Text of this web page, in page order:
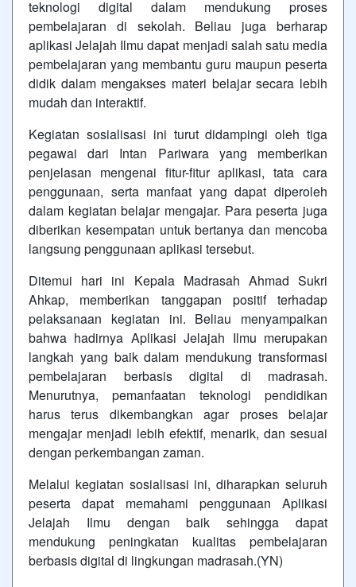
teknologi digital dalam mendukung proses
pembelajaran di sekolah. Beliau juga berharap
aplikasi Jelajah Ilmu dapat menjadi salah satu media
pembelajaran yang membantu guru maupun peserta
didik dalam mengakses materi belajar secara lebih
mudah dan interaktif.
Kegiatan sosialisasi ini turut didampingi oleh tiga
pegawai dari Intan Pariwarayang memberikan
penjelasan mengenai fitur-fitur aplikasi, tata cara
penggunaan, serta manfaat yang dapat diperoleh
dalam kegiatan belajar mengajar. Para peserta juga
diberikan kesempatan untuk bertanya dan mencoba
langsung penggunaan aplikasi tersebut.
Ditemui hari ini Kepala Madrasah Ahmad Sukri
Ahkap, memberikan tanggapan positif terhadap
pelaksanaan kegiatan ini. Beliau menyampaikan
bahwa hadirnya Aplikasi Jelajah Ilmu merupakan
langkah yang baik dalam mendukung transformasi
pembelajaran berbasis digital di madrasah.
Menurutnya, pemanfaatan teknologi pendidikan
harus terus dikembangkan agar proses belajar
mengajar menjadi lebih efektif, menarik, dan sesuai
dengan perkembangan zaman.
Melalui kegiatan sosialisasi ini, diharapkan seluruh
peserta dapat memahami penggunaan Aplikasi
Jelajah Ilmu dengan baik sehingga dapat
mendukung peningkatan kualitas pembelajaran
berbasis digital di lingkungan madrasah.(YN)